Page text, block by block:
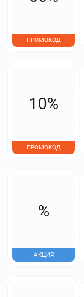
ПРОМОКОД
10%
ПРОМОКОД
%
АКЦИЯ